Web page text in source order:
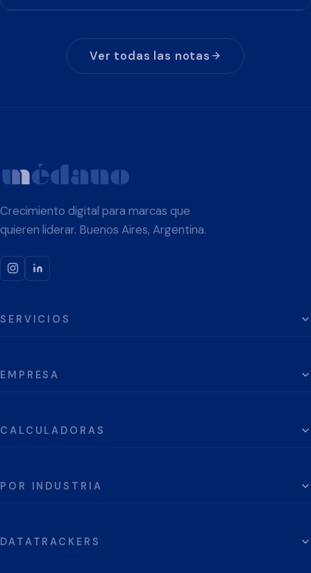
Ver todas las notas
Crecimiento digital para marcas que
quieren liderar. Buenos Aires, Argentina.
SERVICIOS
EMPRESA
CALCULADORAS
POR INDUSTRIA
DATATRACKERS